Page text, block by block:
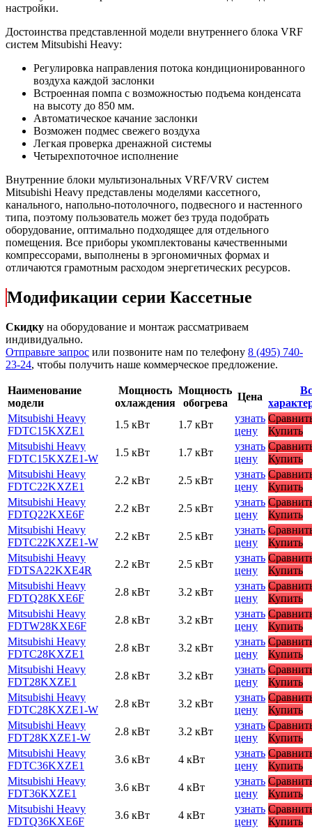
настройки.
Достоинства представленной модели внутреннего блока VRF
систем Mitsubishi Heavy:
Регулировка направления потока кондиционированного
воздуха каждой заслонки
Встроенная помпа с возможностью подъема конденсата
на высоту до 850 мм.
Автоматическое качание заслонки
Возможен подмес свежего воздуха
Легкая проверка дренажной системы
Четырехпоточное исполнение
Внутренние блоки мультизональных VRF/VRV систем
Mitsubishi Heavy представлены моделями кассетного,
канального, напольно-потолочного, подвесного и настенного
типа, поэтому пользователь может без труда подобрать
оборудование, оптимально подходящее для отдельного
помещения. Все приборы укомплектованы качественными
компрессорами, выполнены в эргономичных формах и
отличаются грамотным расходом энергетических ресурсов.
Модификации серии Кассетные
Скидку на оборудование и монтаж рассматриваем
индивидуально.
Отправьте запрос или позвоните нам по телефону 8 (495) 740-
23-24, чтобы получить наше коммерческое предложение.
Наименование
модели
Мощность
охлаждения
Мощность
обогрева
Цена
Mitsubishi Heavy
FDTC15KXZE1
1.5 кВт 1.7 кВт
узнать
цену
Купить
Mitsubishi Heavy
FDTC15KXZE1-W
1.5 кВт 1.7 кВт
узнать
цену
Купить
Mitsubishi Heavy
FDTC22KXZE1
2.2 кВт 2.5 кВт
узнать
цену
Купить
Mitsubishi Heavy
FDTQ22KXE6F
2.2 кВт 2.5 кВт
узнать
цену
Купить
Mitsubishi Heavy
FDTC22KXZE1-W
2.2 кВт 2.5 кВт
узнать
цену
Купить
Mitsubishi Heavy
FDTSA22KXE4R
2.2 кВт 2.5 кВт
узнать
цену
Купить
Mitsubishi Heavy
FDTQ28KXE6F
2.8 кВт 3.2 кВт
узнать
цену
Купить
Mitsubishi Heavy
FDTW28KXE6F
2.8 кВт 3.2 кВт
узнать
цену
Купить
Mitsubishi Heavy
FDTC28KXZE1
2.8 кВт 3.2 кВт
узнать
цену
Купить
Mitsubishi Heavy
FDT28KXZE1
2.8 кВт 3.2 кВт
узнать
цену
Купить
Mitsubishi Heavy
FDTC28KXZE1-W
2.8 кВт 3.2 кВт
узнать
цену
Купить
Mitsubishi Heavy
FDT28KXZE1-W
2.8 кВт 3.2 кВт
узнать
цену
Купить
Mitsubishi Heavy
FDTC36KXZE1
3.6 кВт 4 кВт
узнать
цену
Купить
Mitsubishi Heavy
FDT36KXZE1
3.6 кВт 4 кВт
узнать
цену
Купить
Mitsubishi Heavy
FDTQ36KXE6F
3.6 кВт 4 кВт
узнать
цену
Купить